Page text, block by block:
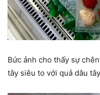
Bức ảnh cho thấy sự
tây siêu to với quả dâu